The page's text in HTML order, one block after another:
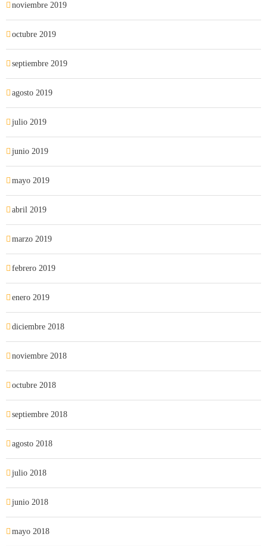
noviembre 2019
octubre 2019
septiembre 2019
agosto 2019
julio 2019
junio 2019
mayo 2019
abril 2019
marzo 2019
febrero 2019
enero 2019
diciembre 2018
noviembre 2018
octubre 2018
septiembre 2018
agosto 2018
julio 2018
junio 2018
mayo 2018